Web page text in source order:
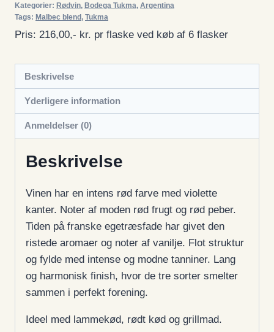
From
Argentina"
2020
antal
Kategorier: Rødvin, Bodega Tukma, Argentina
Tags: Malbec blend , Tukma
Pris: 216,00,- kr. pr flaske ved køb af 6 flasker
Beskrivelse
Yderligere information
Anmeldelser (0)
Beskrivelse
Vinen har en intens rød farve med violette
kanter. Noter af moden rød frugt og rød peber.
Tiden på franske egetræsfade har givet den
ristede aromaer og noter af vanilje. Flot struktur
og fylde med intense og modne tanniner. Lang
og harmonisk finish, hvor de tre sorter smelter
sammen i perfekt forening.
Ideel med lammekød, rødt kød og grillmad.